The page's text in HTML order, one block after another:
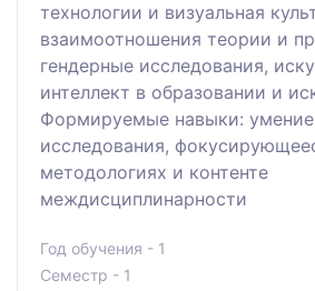
технологии и визуальная
взаимоотношения теории и
гендерные исследования,
интеллект в образовании и
Формируемые навыки:
исследования,
методологиях и контенте
междисциплинарности
Год обучения - 1
Семестр - 1